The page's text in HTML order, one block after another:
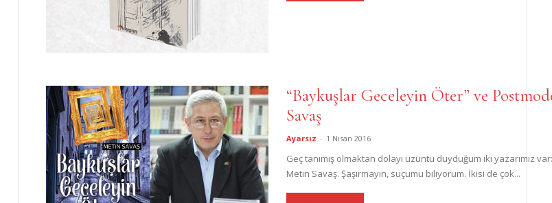
“Baykuşlar Geceleyin Öter” ve
Savaş
Ayarsız - 1 Nisan 2016
Geç tanımış olmaktan dolayı üzüntü duyduğum iki yazarımız
Metin Savaş. Şaşırmayın, suçumu biliyorum. İkisi de çok...